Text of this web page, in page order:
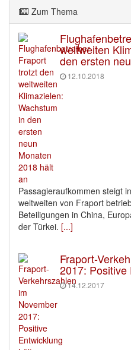
Zum Thema
weltweiten
den ersten
12.10.2018
Passagieraufkommen steigt
weltweiten von Fraport
Beteiligungen in China,
der Türkei. [...]
Fraport-
2017: Positive
14.12.2017